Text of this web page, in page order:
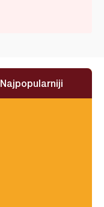
Najpopularniji